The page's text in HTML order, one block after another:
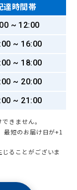
達時間帯
~ 12:00
~ 16:00
~ 18:00
~ 20:00
~ 21:00
きません。
短のお届け日が+1
ることがございま